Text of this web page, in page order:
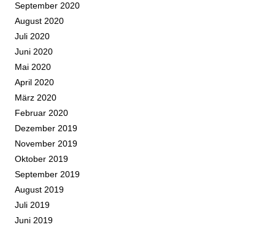
September 2020
August 2020
Juli 2020
Juni 2020
Mai 2020
April 2020
März 2020
Februar 2020
Dezember 2019
November 2019
Oktober 2019
September 2019
August 2019
Juli 2019
Juni 2019